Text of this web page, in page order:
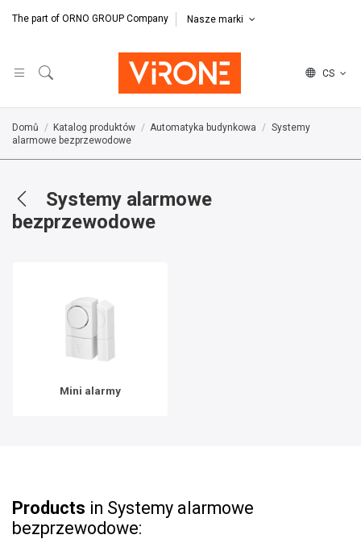
The part of ORNO GROUP Company Nasze marki
CS
Domů Katalog produktów Automatyka budynkowa
Systemy
alarmowe bezprzewodowe
Systemy alarmowe
bezprzewodowe
Mini alarmy
Products in Systemy alarmowe
bezprzewodowe: